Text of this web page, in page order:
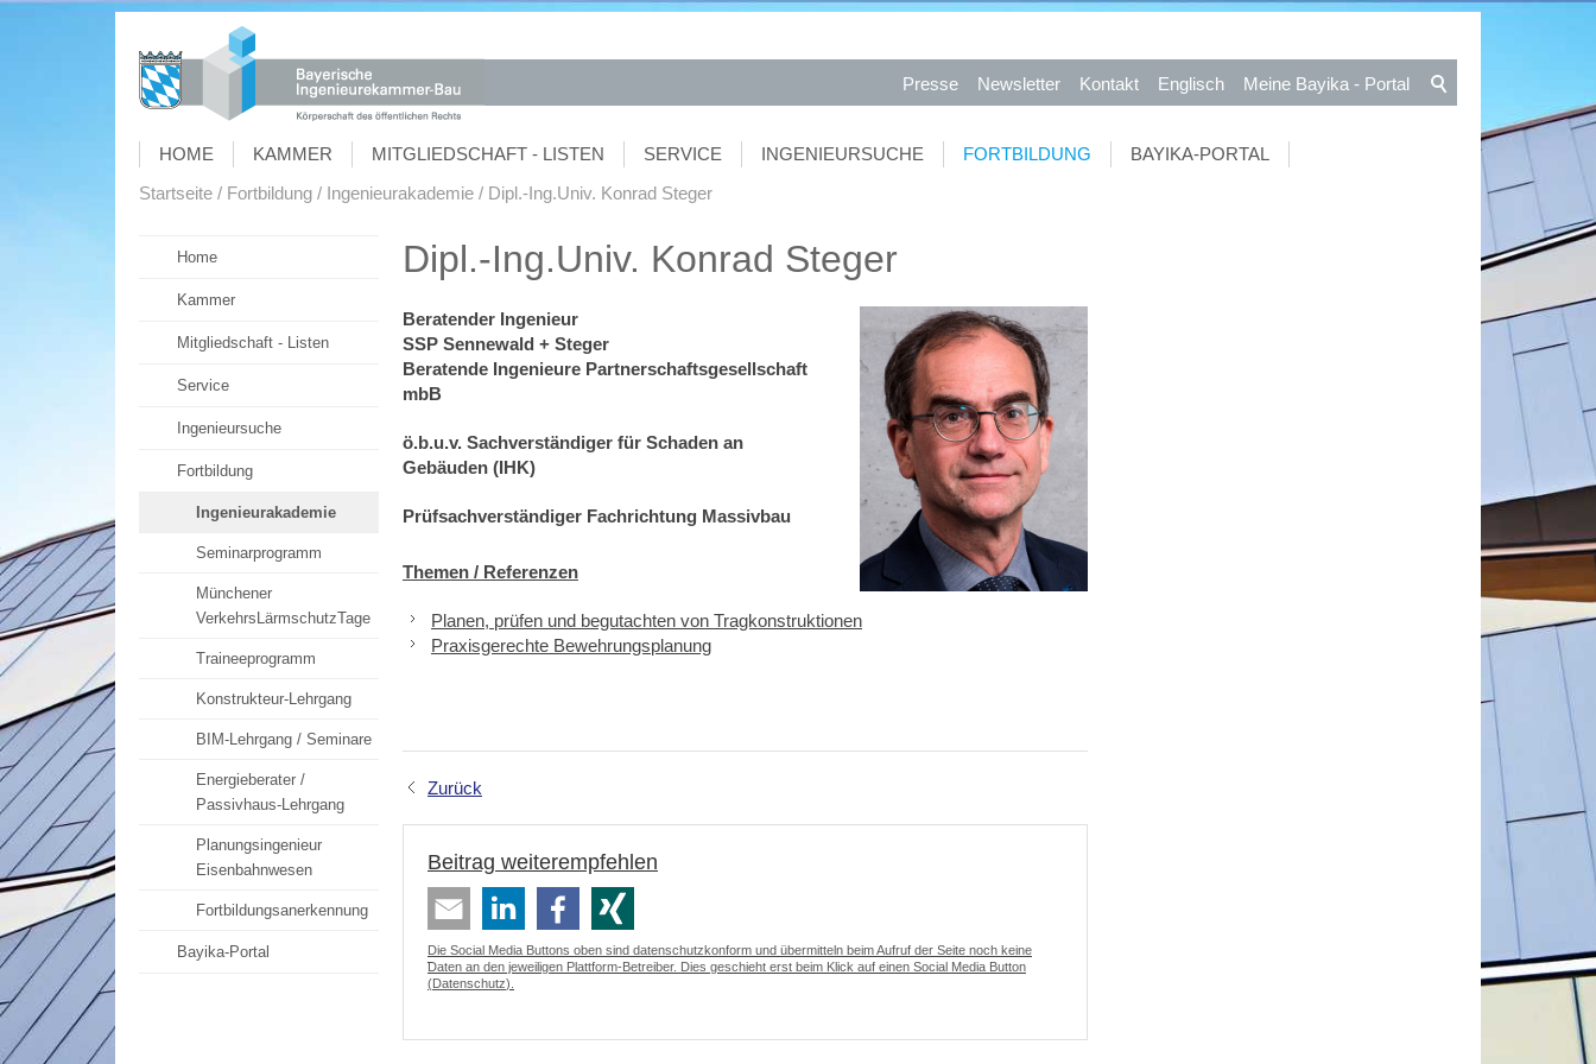
Presse Newsletter Kontakt Englisch Meine Bayika - Portal
HOME KAMMER MITGLIEDSCHAFT - LISTEN SERVICE INGENIEURSUCHE FORTBILDUNG
BAYIKA-PORTAL
Startseite
Fortbildung Ingenieurakademie Dipl.-Ing.Univ. Konrad Steger
Home
Kammer
Mitgliedschaft - Listen
Service
Ingenieursuche
Fortbildung
Ingenieurakademie
Seminarprogramm
Münchener
VerkehrsLärmschutzTage
Traineeprogramm
Konstrukteur-Lehrgang
BIM-Lehrgang / Seminare
Energieberater /
Passivhaus-Lehrgang
Planungsingenieur
Eisenbahnwesen
Fortbildungsanerkennung
Bayika-Portal
Dipl.-Ing.Univ. Konrad Steger
Beratender Ingenieur
SSP Sennewald + Steger
Beratende Ingenieure Partnerschaftsgesellschaft
mbB
ö.b.u.v. Sachverständiger für Schaden an
Gebäuden (IHK)
Prüfsachverständiger Fachrichtung Massivbau
Themen / Referenzen
Planen, prüfen und begutachten von Tragkonstruktionen
Praxisgerechte Bewehrungsplanung
Zurück
Beitrag weiterempfehlen
Die Social Media Buttons oben sind datenschutzkonform und übermitteln beim Aufruf der Seite noch keine
Daten an den jeweiligen Plattform-Betreiber. Dies geschieht erst beim Klick auf einen Social Media Button
(Datenschutz).